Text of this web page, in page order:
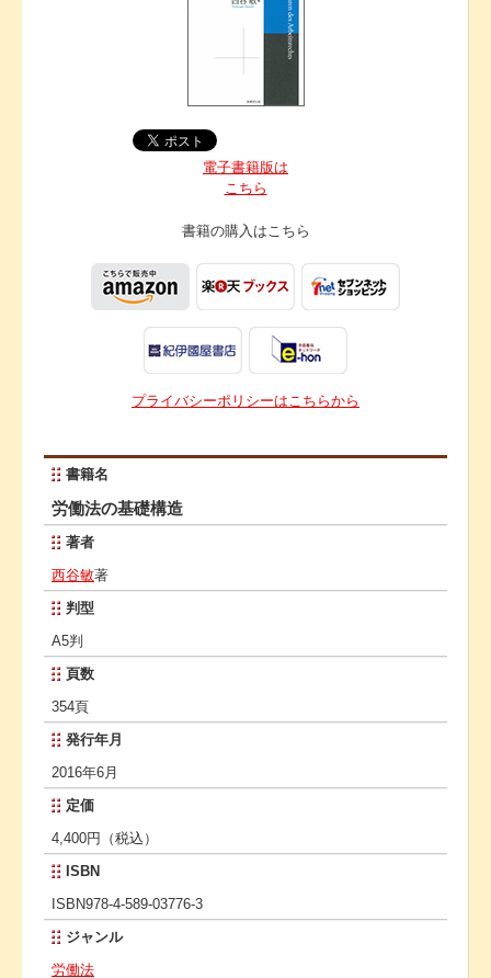
電子書籍版は
こちら
書籍の購入はこちら
プライバシーポリシーはこちらから
書籍名
労働法の基礎構造
著者
西谷敏著
判型
A5判
頁数
354頁
発行年月
2016年6月
定価
4,400円（税込）
ISBN
ISBN978-4-589-03776-3
ジャンル
労働法